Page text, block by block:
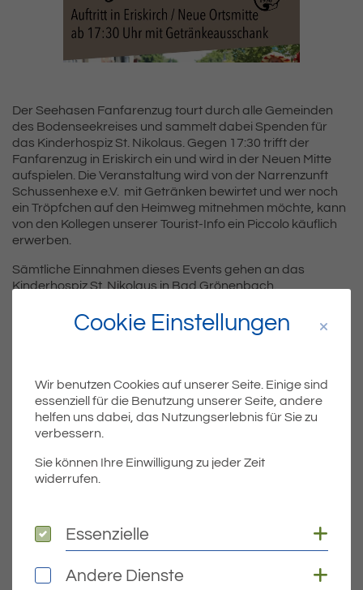
Der Seehasen Fanfarenzug tourt durch alle Gemeinden
des Bodenseekreises und sammelt dabei Spenden für
das Kinderhospiz St. Nikolaus. Gegen 17:30 trifft der
Fanfarenzug in Eriskirch ein und wird in der Neuen Mitte
aufspielen. Die Veranstaltung wird von der Narrenzunft
Schussenhexe e.V. mit Getränken bewirtet und wer noch
ein Tröpfchen auf den Heimweg mitnehmen möchte, kann
von den Kollegen unserer Tourist-Info ein Piccolo käuflich
erwerben.
Sämtliche Einnahmen dieses Events gehen an das
Kinderhospiz St. Nikolaus in Bad Grönenbach.
Wir finden: ein tolle Veranstaltung, die Sie unbedingt
unterstützen sollten!
Teile Beitrag:
ÄLTERE
NEUERE
Cookie Einstellungen
Wir benutzen Cookies auf unserer Seite. Einige sind
essenziell für die Benutzung unserer Seite, andere
helfen uns dabei, das Nutzungserlebnis für Sie zu
verbessern.
Sie können Ihre Einwilligung zu jeder Zeit
widerrufen.
Essenzielle
Essenzielle
Andere Dienste
Andere Dienste